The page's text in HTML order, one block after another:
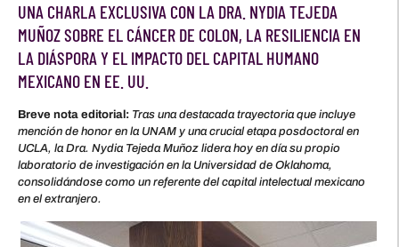
UNA CHARLA EXCLUSIVA CON LA DRA. NYDIA TEJEDA
MUÑOZ SOBRE EL CÁNCER DE COLON, LA RESILIENCIA EN
LA DIÁSPORA Y EL IMPACTO DEL CAPITAL HUMANO
MEXICANO EN EE. UU.
Breve nota editorial: Tras una destacada trayectoria que incluye
mención de honor en la UNAM y una crucial etapa posdoctoral en
UCLA, la Dra. Nydia Tejeda Muñoz lidera hoy en día su propio
laboratorio de investigación en la Universidad de Oklahoma,
consolidándose como un referente del capital intelectual mexicano
en el extranjero.